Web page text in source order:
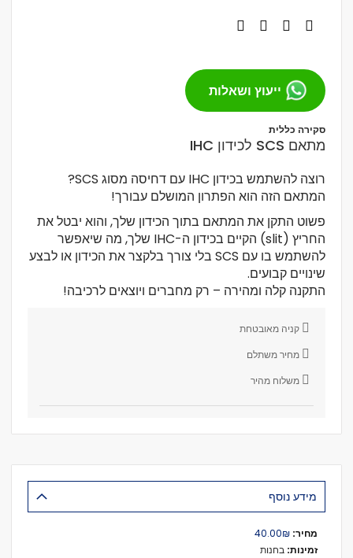
ייעוץ ושאלות
סקירה כללית
מתאם SCS לכידון IHC
רוצה להשתמש בכידון IHC עם דחיסה מסוג SCS?
המתאם הזה הוא הפתרון המושלם עבורך!
פשוט התקן את המתאם בתוך הכידון שלך, והוא יבטל את
החריץ (slit) הקיים בכידון ה-IHC שלך, מה שיאפשר
להשתמש בו עם SCS בלי צורך בלקצר את הכידון או לבצע
שינויים קבועים.
התקנה קלה ומהירה – רק מחברים ויוצאים לרכיבה!
קניה מאובטחת
מחיר משתלם
משלוח מהיר
מידע נוסף
מידע
נוסף
₪‏40.00
בחנות